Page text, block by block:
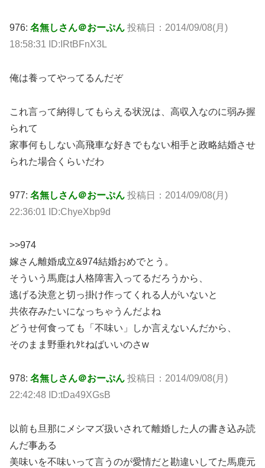
976: 名無しさん＠おーぷん 投稿日：2014/09/08(月)
18:58:31 ID:IRtBFnX3L
俺は養ってやってるんだぞ
これ言って納得してもらえる状況は、高収入なのに弱み握
られて
家事何もしない高飛車な好きでもない相手と政略結婚させ
られた場合くらいだわ
977: 名無しさん＠おーぷん 投稿日：2014/09/08(月)
22:36:01 ID:ChyeXbp9d
>>974
嫁さん離婚成立&974結婚おめでとう。
そういう馬鹿は人格障害入ってるだろうから、
逃げる決意と切っ掛け作ってくれる人がいないと
共依存みたいになっちゃうんだよね
どうせ何食っても「不味い」しか言えないんだから、
そのまま野垂れﾀﾋねばいいのさw
978: 名無しさん＠おーぷん 投稿日：2014/09/08(月)
22:42:48 ID:tDa49XGsB
以前も旦那にメシマズ扱いされて離婚した人の書き込み読
んだ事ある
美味いを不味いって言うのが愛情だと勘違いしてた馬鹿元